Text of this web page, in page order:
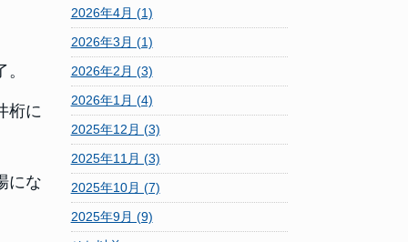
桁に
にな
2026年4月 (1)
2026年3月 (1)
2026年2月 (3)
2026年1月 (4)
2025年12月 (3)
2025年11月 (3)
2025年10月 (7)
2025年9月 (9)